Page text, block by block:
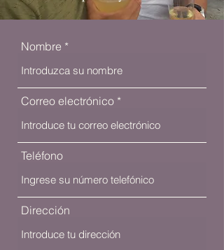
Nombre
Correo electrónico
Teléfono
Dirección